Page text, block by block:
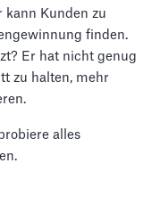
kann Kunden zu
finden.
Er hat nicht genug
zu halten, mehr
alles